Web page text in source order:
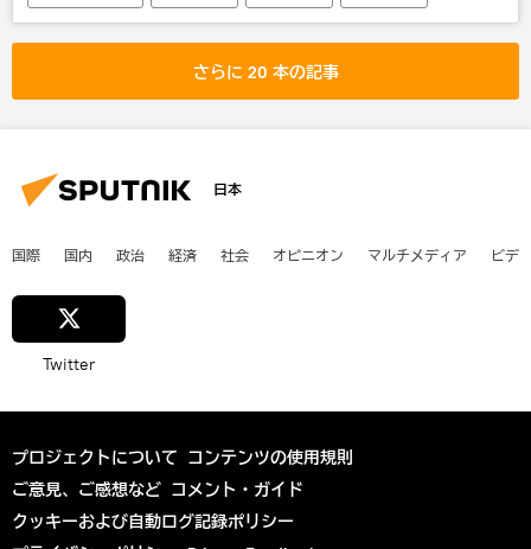
大坂なおみ
テニス 全豪オープン2020
さらに 20 本の記事
日本
国際 国内 政治 経済 社会 オピニオン マルチメディア ビデ
Twitter
プロジェクトについて コンテンツの使用規則
ご意見、ご感想など コメント・ガイド
クッキーおよび自動ログ記録ポリシー